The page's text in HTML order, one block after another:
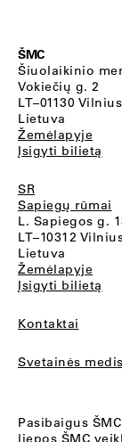
ŠMC
Šiuolaikinio
Vokiečių g. 2
LT–01130 Vilnius
Lietuva
Žemėlapyje
Įsigyti bilietą
SR
Sapiegų rūmai
L. Sapiegos g.
LT–10312
Lietuva
Žemėlapyje
Įsigyti bilietą
Kontaktai
Svetainės medis
Pasibaigus
liepos ŠMC